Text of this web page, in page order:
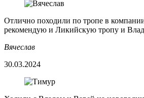
Отлично походили по тропе в
рекомендую и Ликийскую тропу и
Вячеслав
30.03.2024